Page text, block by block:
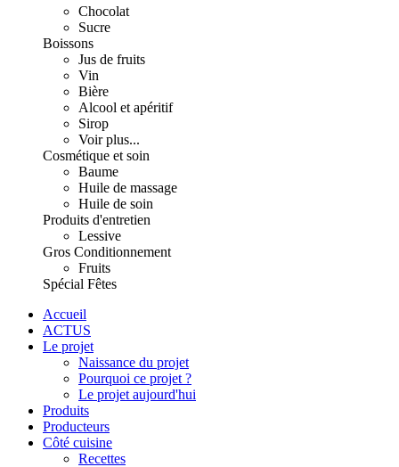
Chocolat
Sucre
Boissons
Jus de fruits
Vin
Bière
Alcool et apéritif
Sirop
Voir plus...
Cosmétique et soin
Baume
Huile de massage
Huile de soin
Produits d'entretien
Lessive
Gros Conditionnement
Fruits
Spécial Fêtes
Accueil
ACTUS
Le projet
Naissance du projet
Pourquoi ce projet ?
Le projet aujourd'hui
Produits
Producteurs
Côté cuisine
Recettes